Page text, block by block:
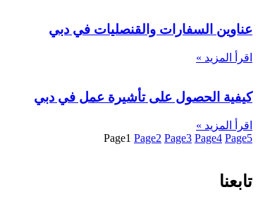
عناوين السفارات والقنصليات في دبي
اقرأ المزيد »
كيفية الحصول على تأشيرة عمل في دبي
اقرأ المزيد »
Page1 Page2 Page3 Page4 Page5
تابعنا